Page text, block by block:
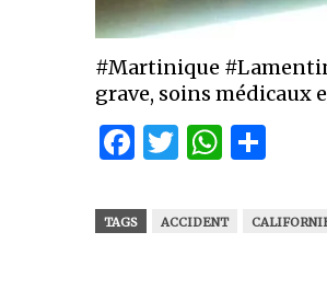
#Martinique
grave, soins médicaux
Facebook
Twitter
TAGS ACCIDENT